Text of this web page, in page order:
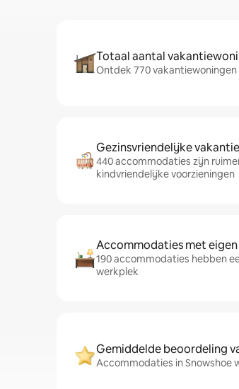
Totaal aantal
Ontdek 770 vakantiewoningen
Gezinsvriendelijke
440 accommodaties zijn
kindvriendelijke voorzieningen
Accommodaties met
190 accommodaties hebben
werkplek
Gemiddelde beoordeling
Accommodaties in Snowshoe